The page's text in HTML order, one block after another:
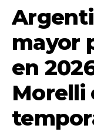
mayor
en
Morelli